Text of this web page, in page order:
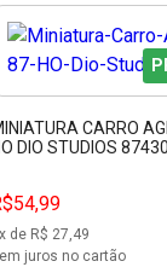
CARRO
DIO STUDIOS 87430
x de R$ 27,49
juros no cartão